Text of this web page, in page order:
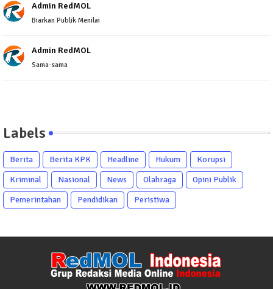
Admin RedMOL
Biarkan Publik Menilai
Admin RedMOL
Sama-sama
Labels
Berita Berita KPK Headline Hukum
Korupsi
Kriminal
Nasional News Olahraga
Opini Publik
Pemerintahan
Pendidikan Peristiwa